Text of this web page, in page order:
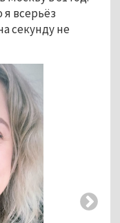
всерьёз
секунду не